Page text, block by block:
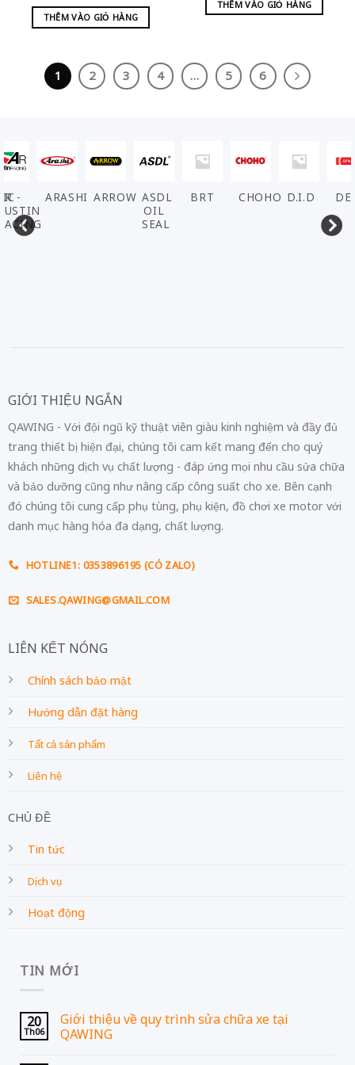
THÊM VÀO GIỎ HÀNG
THÊM VÀO GIỎ HÀNG
1 2 3 4 … 5 6
-
ARASHI ARROW ASDL
OIL
SEAL
BRT CHOHO D.I.D
GIỚI THIỆU NGẮN
QAWING - Với đội ngũ kỹ thuật viên giàu kinh nghiệm và đầy đủ
trang thiết bị hiện đại, chúng tôi cam kết mang đến cho quý
khách những dịch vụ chất lượng - đáp ứng mọi nhu cầu sửa chữa
và bảo dưỡng cũng như nâng cấp công suất cho xe. Bên cạnh
đó chúng tôi cung cấp phụ tùng, phụ kiện, đồ chơi xe motor với
danh mục hàng hóa đa dạng, chất lượng.
HOTLINE1: 0353896195 (CÓ ZALO)
SALES.QAWING@GMAIL.COM
LIÊN KẾT NÓNG
Chính sách bảo mật
Hướng dẫn đặt hàng
Tất cả sản phẩm
Liên hệ
CHỦ ĐỀ
Tin tức
Dịch vụ
Hoạt động
TIN MỚI
20
Th06
Giới thiệu về quy trình sửa chữa xe tại
QAWING